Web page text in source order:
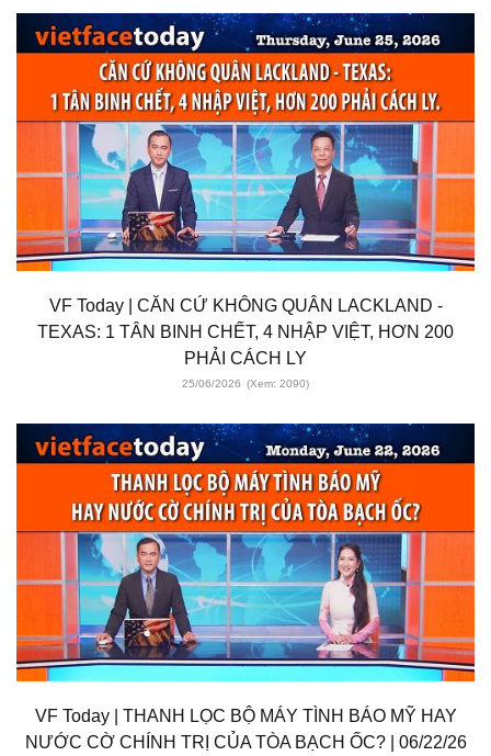
VF Today | CĂN CỨ KHÔNG QUÂN LACKLAND -
TEXAS: 1 TÂN BINH CHẾT, 4 NHẬP VIỆT, HƠN 200
PHẢI CÁCH LY
25/06/2026 (Xem: 2090)
VF Today | THANH LỌC BỘ MÁY TÌNH BÁO MỸ HAY
NƯỚC CỜ CHÍNH TRỊ CỦA TÒA BẠCH ỐC? | 06/22/26